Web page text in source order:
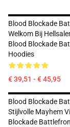
Blood Blockade
Welkom Bij
Blood Blockade
Hoodies
€ 39,51 - € 45,95
Blood Blockade
Stijlvolle Mayhem
Blockade